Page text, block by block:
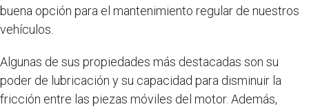
buena opción para el mantenimiento regular de nuestros
vehículos.
Algunas de sus propiedades más destacadas son su
poder de lubricación y su capacidad para disminuir la
fricción entre las piezas móviles del motor. Además,